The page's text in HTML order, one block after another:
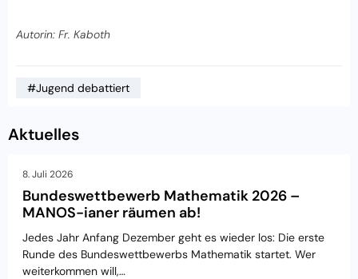
Autorin: Fr. Kaboth
#Jugend debattiert
Aktuelles
8. Juli 2026
Bundeswettbewerb Mathematik 2026 –
MANOS-ianer räumen ab!
Jedes Jahr Anfang Dezember geht es wieder los: Die erste
Runde des Bundeswettbewerbs Mathematik startet. Wer
weiterkommen will,…